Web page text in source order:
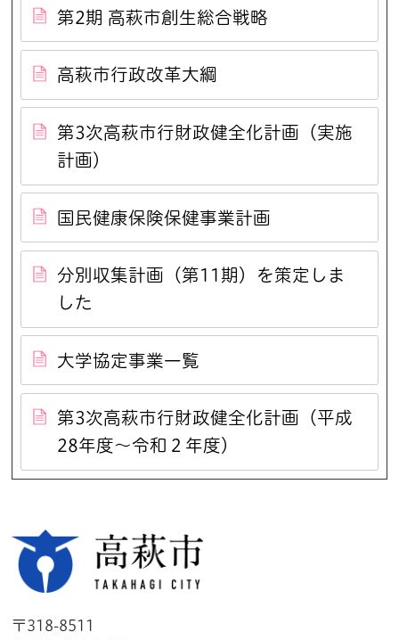
第2期 高萩市創生総合戦略
高萩市行政改革大綱
第3次高萩市行財政健全化計画（実施
計画）
国民健康保険保健事業計画
分別収集計画（第11期）を策定しま
した
大学協定事業一覧
第3次高萩市行財政健全化計画（平成
28年度～令和２年度）
〒318-8511